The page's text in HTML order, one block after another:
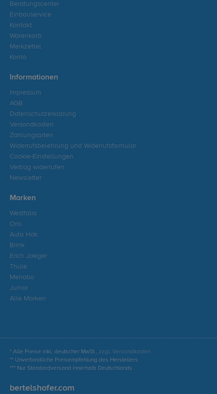
Beratungscenter
Einbauservice
Kontakt
Warenkorb
Merkzettel
Konto
Informationen
Impressum
AGB
Datenschutzerklärung
Versandkosten
Zahlungsarten
Widerrufsbelehrung und Widerrufsformular
Cookie-Einstellungen
Vertrag widerrufen
Newsletter
Marken
Westfalia
Oris
Auto Hak
Brink
Erich Jaeger
Thule
Menabo
Junior
Alle Marken
* Alle Preise inkl. deutscher MwSt., zzgl. Versandkosten
** Unverbindliche Preisempfehlung des Herstellers
*** Nur Standardversand innerhalb Deutschlands
bertelshofer.com